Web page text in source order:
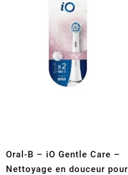
Oral-B – iO Gentle Care –
Nettoyage en douceur pour